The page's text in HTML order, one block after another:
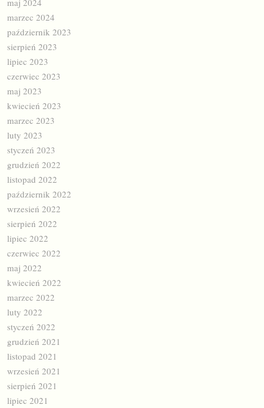
marzec 2024
październik 2023
sierpień 2023
lipiec 2023
czerwiec 2023
maj 2023
kwiecień 2023
marzec 2023
luty 2023
styczeń 2023
grudzień 2022
listopad 2022
październik 2022
wrzesień 2022
sierpień 2022
lipiec 2022
czerwiec 2022
maj 2022
kwiecień 2022
marzec 2022
luty 2022
styczeń 2022
grudzień 2021
listopad 2021
wrzesień 2021
sierpień 2021
lipiec 2021